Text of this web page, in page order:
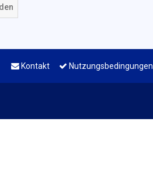
Nutzungsbedingungen
Kontakt